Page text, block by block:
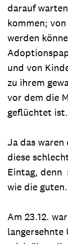
darauf
kommen;
werden
und von
zu ihrem
vor dem die
geflüchtet
Ja das waren
diese
Eintag, denn
wie die guten.
Am 23.12.
langersehnte